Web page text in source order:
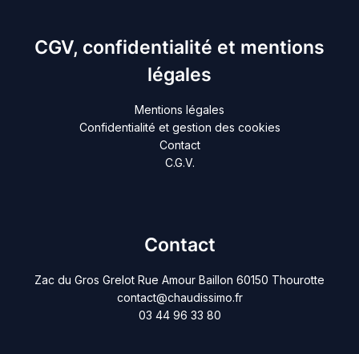
CGV, confidentialité et mentions
légales
Mentions légales
Confidentialité et gestion des cookies
Contact
C.G.V.
Contact
Zac du Gros Grelot Rue Amour Baillon 60150 Thourotte
contact@chaudissimo.fr
03 44 96 33 80